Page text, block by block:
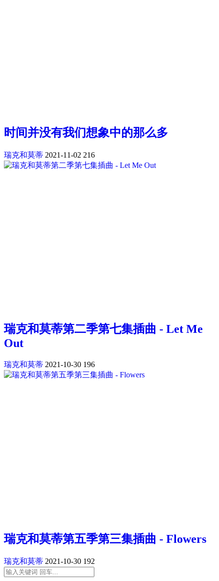
时间并没有我们想象中的那么多
瑞克和莫蒂 2021-11-02 216
瑞克和莫蒂第二季第七集插曲 - Let Me
Out
瑞克和莫蒂 2021-10-30 196
瑞克和莫蒂第五季第三集插曲 - Flowers
瑞克和莫蒂 2021-10-30 192